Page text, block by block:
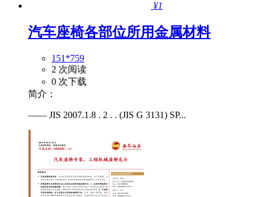
¥1
汽车座椅各部位所用金属材料
151*759
2 次阅读
0 次下载
简介：
—— JIS 2007.1.8 . 2 . . (JIS G 3131) SP...